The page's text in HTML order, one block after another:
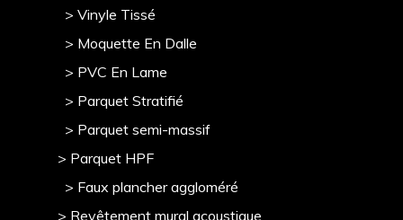
> Vinyle Tissé
> Moquette En Dalle
> PVC En Lame
> Parquet Stratifié
> Parquet semi-massif
> Parquet HPF
> Faux plancher aggloméré
> Revêtement mural acoustique